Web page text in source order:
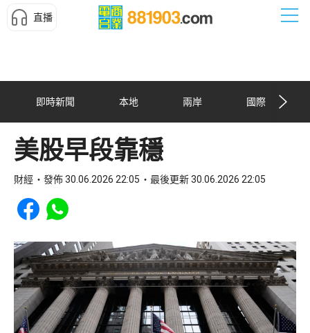
直播
即時新聞 本地 兩岸 國際
美股早段靠穩
財經 發佈 30.06.2026 22:05 最後更新 30.06.2026 22:05
Share to Facebook
Share to WhatsApp